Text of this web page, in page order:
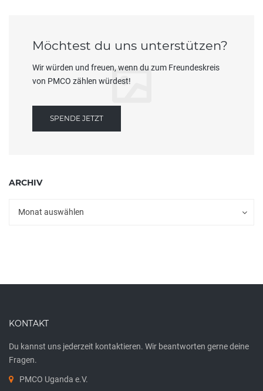
Möchtest du uns unterstützen?
Wir würden und freuen, wenn du zum Freundeskreis
von PMCO zählen würdest!
SPENDE JETZT
ARCHIV
Monat auswählen
KONTAKT
Du kannst uns jederzeit kontaktieren. Wir beantworten gerne deine
Fragen.
PMCO Uganda e.V.